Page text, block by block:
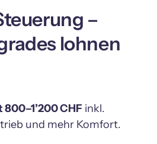
–
lohnen
800–1’200 CHF inkl.
und mehr Komfort.